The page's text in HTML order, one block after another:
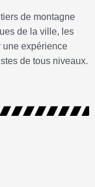
de montagne
de la ville, les
une expérience
de tous niveaux.